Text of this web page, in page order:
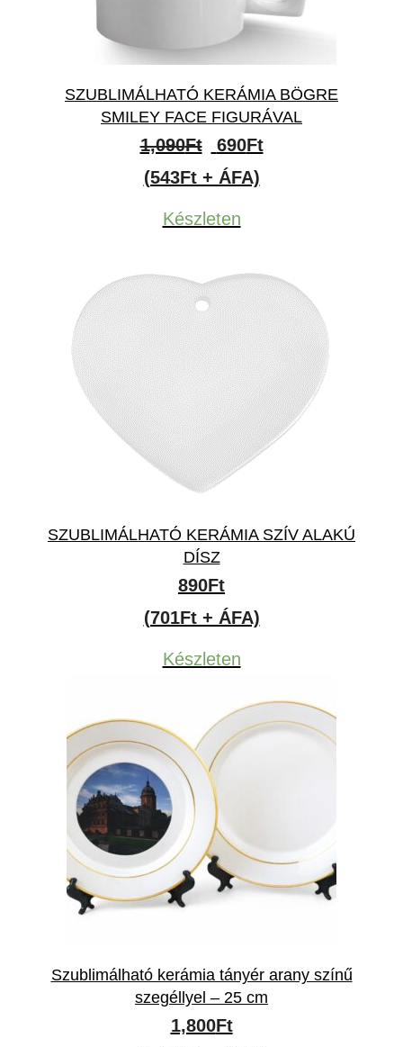
SZUBLIMÁLHATÓ KERÁMIA BÖGRE
SMILEY FACE FIGURÁVAL
1,090Ft
Original
price
was:
690FtCurrent
(543Ft + ÁFA)
Készleten
SZUBLIMÁLHATÓ KERÁMIA SZÍV ALAKÚ
DÍSZ
890Ft
(701Ft + ÁFA)
Készleten
Szublimálható kerámia tányér arany színű
szegéllyel – 25 cm
1,800Ft